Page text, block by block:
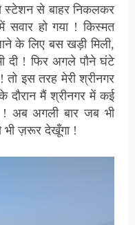
स्टेशन से बाहर निकलकर
हो गया ! किस्मत
के लिए बस खड़ी मिली,
दी ! फिर अगले पौने घंटे
इस तरह मेरी श्रीनगर
दौरान मैं श्रीनगर में कई
अब अगली बार जब भी
भी ज़रूर देखूँगा !